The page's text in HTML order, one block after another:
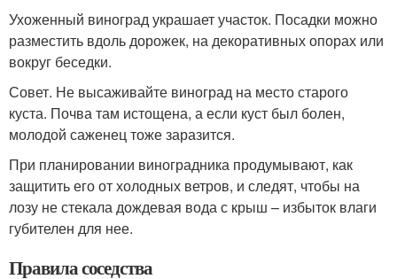
Ухоженный виноград украшает участок. Посадки можно
разместить вдоль дорожек, на декоративных опорах или
вокруг беседки.
Совет. Не высаживайте виноград на место старого
куста. Почва там истощена, а если куст был болен,
молодой саженец тоже заразится.
При планировании виноградника продумывают, как
защитить его от холодных ветров, и следят, чтобы на
лозу не стекала дождевая вода с крыш – избыток влаги
губителен для нее.
Правила соседства